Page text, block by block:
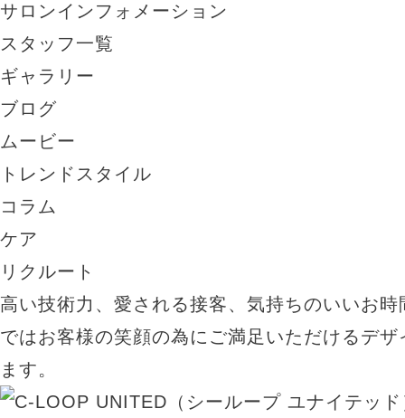
サロンインフォメーション
スタッフ一覧
ギャラリー
ブログ
ムービー
トレンドスタイル
コラム
ケア
リクルート
高い技術力、愛される接客、気持ちのいいお
ではお客様の笑顔の為にご満足いただけるデ
ます。